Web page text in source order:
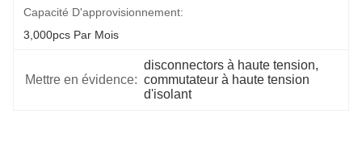
Capacité D'approvisionnement:
3,000pcs Par Mois
Mettre en évidence:
disconnectors à haute tension,
commutateur à haute tension
d'isolant